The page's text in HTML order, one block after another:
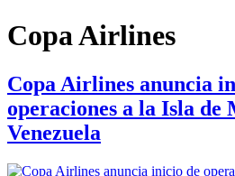
Copa Airlines
Copa Airlines anuncia
operaciones a la Isla
Venezuela